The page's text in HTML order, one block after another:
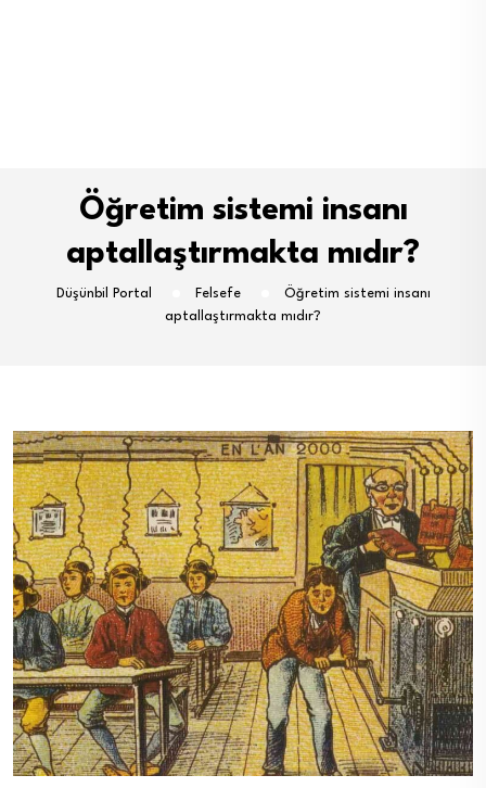
Öğretim sistemi insanı
aptallaştırmakta mıdır?
Düşünbil Portal Felsefe
Öğretim sistemi insanı
aptallaştırmakta mıdır?